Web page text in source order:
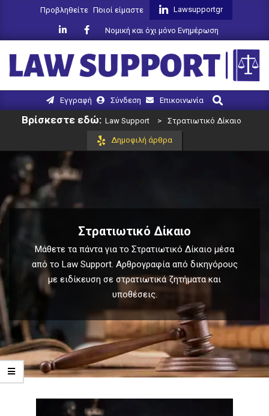
Προβληθείτε Ποιοί είμαστε Lawsupportgr
Νομική και όχι μόνο Ενημέρωση
LAW
SUPPORT
Navigation
Εγγραφή Σύνδεση Επικοινωνία
Search
Βρίσκεστε εδώ: Law Support > Στρατιωτικό Δίκαιο
Δημοφιλή άρθρα
Στρατιωτικό Δίκαιο
Μάθετε τα πάντα για το Στρατιωτικό Δίκαιο μέσα
από το Law Support. Αρθρογραφία από δικηγόρους
με ειδίκευση σε στρατιωτικά ζητήματα και
υποθέσεις.